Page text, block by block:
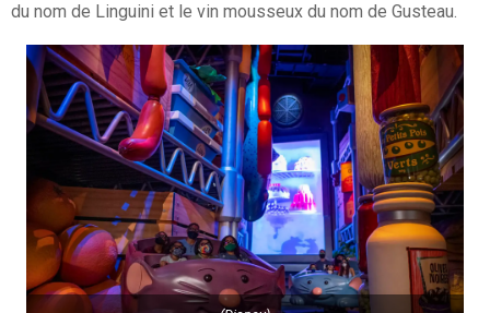
du nom de Linguini et le vin mousseux du nom de Gusteau.